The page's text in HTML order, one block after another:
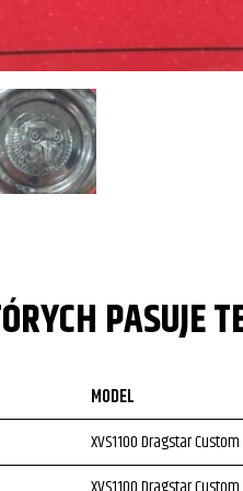
PASUJE
MODEL
XVS1100 Dragstar Custom